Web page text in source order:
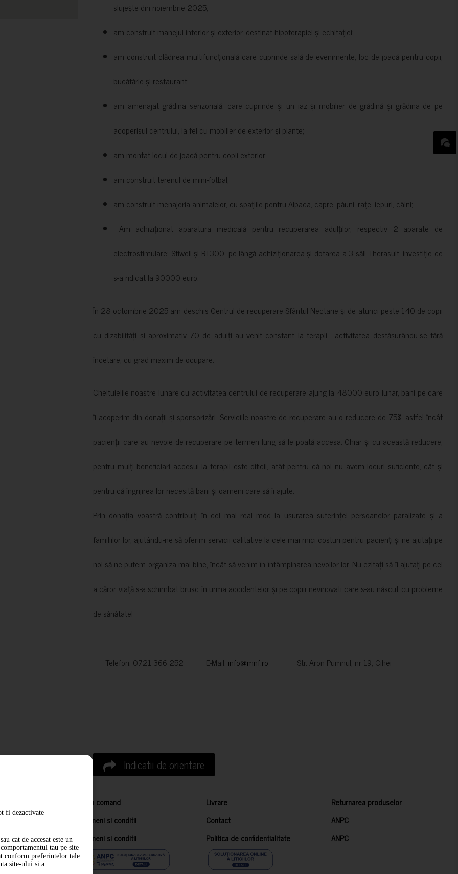
slujește din noiembrie 2025;
am construit manejul interior și exterior, destinat hipoterapiei și echitației;
am construit clădirea multifuncțională care cuprinde sală de evenimente, loc de joacă pentru copii,
bucătărie și restaurant;
am amenajat grădina senzorială, care cuprinde și un iaz și mobilier de grădină și grădina de pe
acoperisul centrului, la fel cu mobilier de exterior și plante;
am montat locul de joacă pentru copii exterior;
am construit terenul de mini-fotbal;
am construit menajeria animalelor, cu spațiile pentru Alpaca, capre, păuni, rațe, iepuri, câini;
Am achiziționat aparatura medicală pentru recuperarea adulților, respectiv 2 aparate de
electrostimulare: Stiwell și RT300, pe lângă achiziționarea și dotarea a 3 săli Therasuit, investiție ce
s-a ridicat la 90000 euro.
În 28 octombrie 2025 am deschis Centrul de recuperare Sfântul Nectarie și de atunci peste 140 de copii
cu dizabilități și aproximativ 70 de adulți au venit constant la terapii , activitatea desfășurându-se fără
încetare, cu grad maxim de ocupare.
Cheltuielile noastre lunare cu activitatea centrului de recuperare ajung la 48000 euro lunar, bani pe care
îi acoperim din donații și sponsorizări. Serviciile noastre de recuperare au o reducere de 75%, astfel încât
pacienții care au nevoie de recuperare pe termen lung să le poată accesa. Chiar și cu această reducere,
pentru mulți beneficiari accesul la terapii este dificil, atât pentru că noi nu avem locuri suficiente, cât și
pentru că îngrijirea lor necesită bani și oameni care să îi ajute.
Prin donația voastră contribuiți în cel mai real mod la ușurarea suferinței persoanelor paralizate și a
familiilor lor, ajutându-ne să oferim servicii calitative la cele mai mici costuri pentru pacienți și ne ajutați pe
noi să ne putem organiza mai bine, încât să venim în întâmpinarea nevoilor lor. Nu ezitați să îi ajutați pe cei
a căror viață s-a schimbat brusc în urma accidentelor și pe copiii nevinovati care s-au născut cu probleme
de sănătate!
Telefon: 0721 366 252 E-Mail: info@mnf.ro Str. Aron Pumnul, nr 19, Cihei
Indicatii de orientare
Cum comand Livrare
Returnarea produselor
Termeni si conditii
Contact
ANPC
Termeni si conditii
Politica de confidentialitate ANPC
fi dezactivate
cat de accesat este un
tau pe site
conform preferintelor tale.
site-ului si a